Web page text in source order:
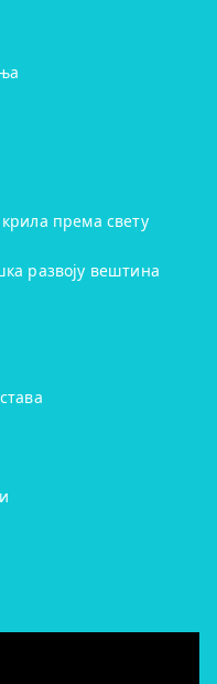
према свету
развоју вештина